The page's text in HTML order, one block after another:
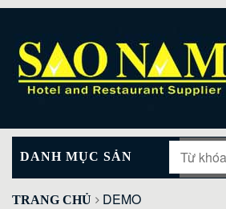
DANH MỤC SẢN
PHẨM
MAIN
TRANG CHỦ DEMO